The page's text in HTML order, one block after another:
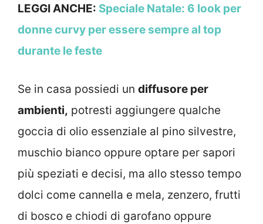
LEGGI ANCHE: Speciale Natale: 6 look per
donne curvy per essere sempre al top
durante le feste
Se in casa possiedi un diffusore per
ambienti, potresti aggiungere qualche
goccia di olio essenziale al pino silvestre,
muschio bianco oppure optare per sapori
più speziati e decisi, ma allo stesso tempo
dolci come cannella e mela, zenzero, frutti
di bosco e chiodi di garofano oppure